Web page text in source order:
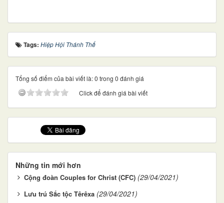
Tags: Hiệp Hội Thánh Thể
Tổng số điểm của bài viết là: 0 trong 0 đánh giá
Click để đánh giá bài viết
Những tin mới hơn
Cộng đoàn Couples for Christ (CFC) (29/04/2021)
Lưu trú Sắc tộc Têrêxa (29/04/2021)